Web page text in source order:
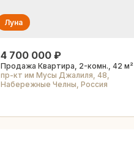
Луна
4 700 000 ₽
Продажа Квартира, 2-комн., 42 м²
пр-кт им Мусы Джалиля, 48,
Набережные Челны, Россия